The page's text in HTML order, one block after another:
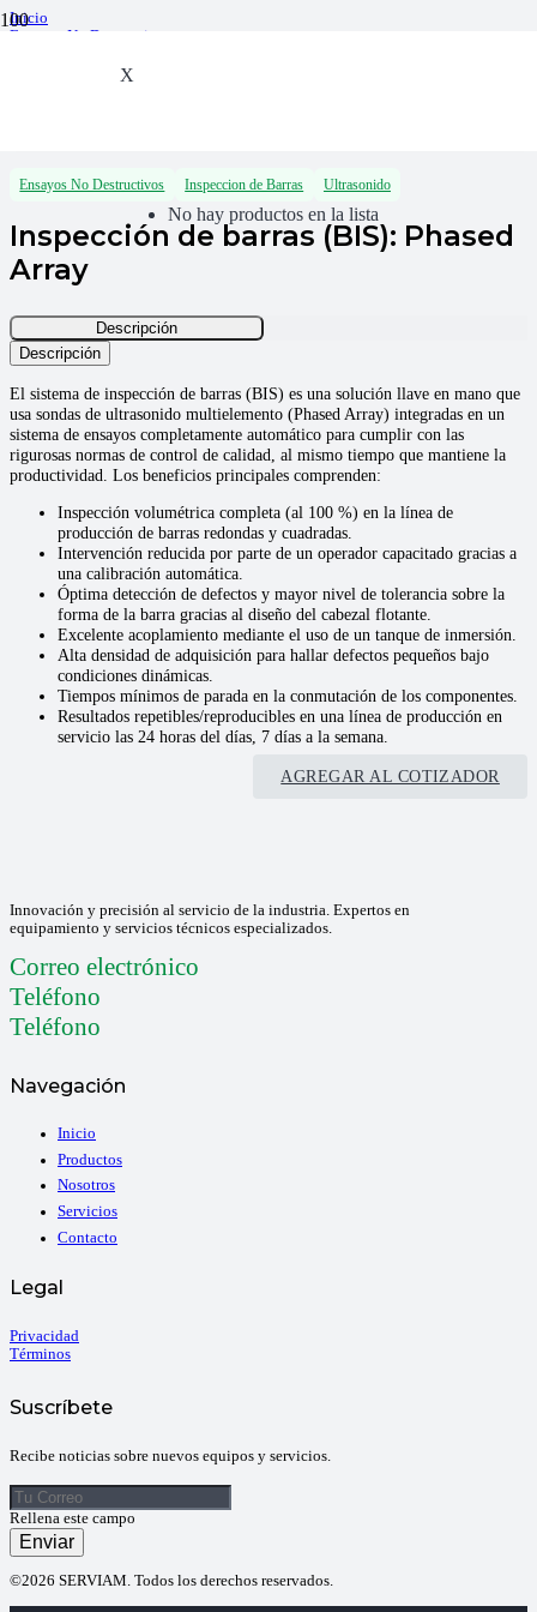
X
No hay productos en la lista
Inicio
Ensayos No Destructivos
Inspeccion de Barras
Ensayos No Destructivos Inspeccion de Barras Ultrasonido
Inspección de barras (BIS): Phased
Array
Descripción
Descripción
El sistema de inspección de barras (BIS) es una solución llave en mano que
usa sondas de ultrasonido multielemento (Phased Array) integradas en un
sistema de ensayos completamente automático para cumplir con las
rigurosas normas de control de calidad, al mismo tiempo que mantiene la
productividad. Los beneficios principales comprenden:
Inspección volumétrica completa (al 100 %) en la línea de
producción de barras redondas y cuadradas.
Intervención reducida por parte de un operador capacitado gracias a
una calibración automática.
Óptima detección de defectos y mayor nivel de tolerancia sobre la
forma de la barra gracias al diseño del cabezal flotante.
Excelente acoplamiento mediante el uso de un tanque de inmersión.
Alta densidad de adquisición para hallar defectos pequeños bajo
condiciones dinámicas.
Tiempos mínimos de parada en la conmutación de los componentes.
Resultados repetibles/reproducibles en una línea de producción en
servicio las 24 horas del días, 7 días a la semana.
AGREGAR AL COTIZADOR
Innovación y precisión al servicio de la industria. Expertos en
equipamiento y servicios técnicos especializados.
Correo electrónico
Teléfono
Teléfono
Navegación
Inicio
Productos
Nosotros
Servicios
Contacto
Legal
Privacidad
Términos
Suscríbete
Recibe noticias sobre nuevos equipos y servicios.
Rellena este campo
Enviar
©2026 SERVIAM. Todos los derechos reservados.